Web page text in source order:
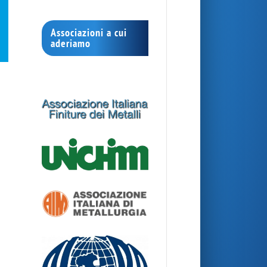
Associazioni a cui
aderiamo